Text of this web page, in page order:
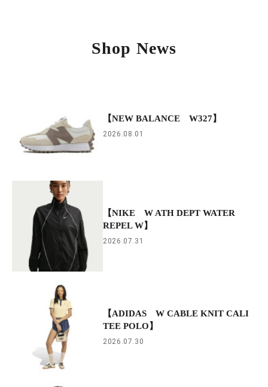
Shop News
【NEW BALANCE W327】
2026.08.01
【NIKE W ATH DEPT WATER
REPEL W】
2026.07.31
【ADIDAS W CABLE KNIT CALI
TEE POLO】
2026.07.30